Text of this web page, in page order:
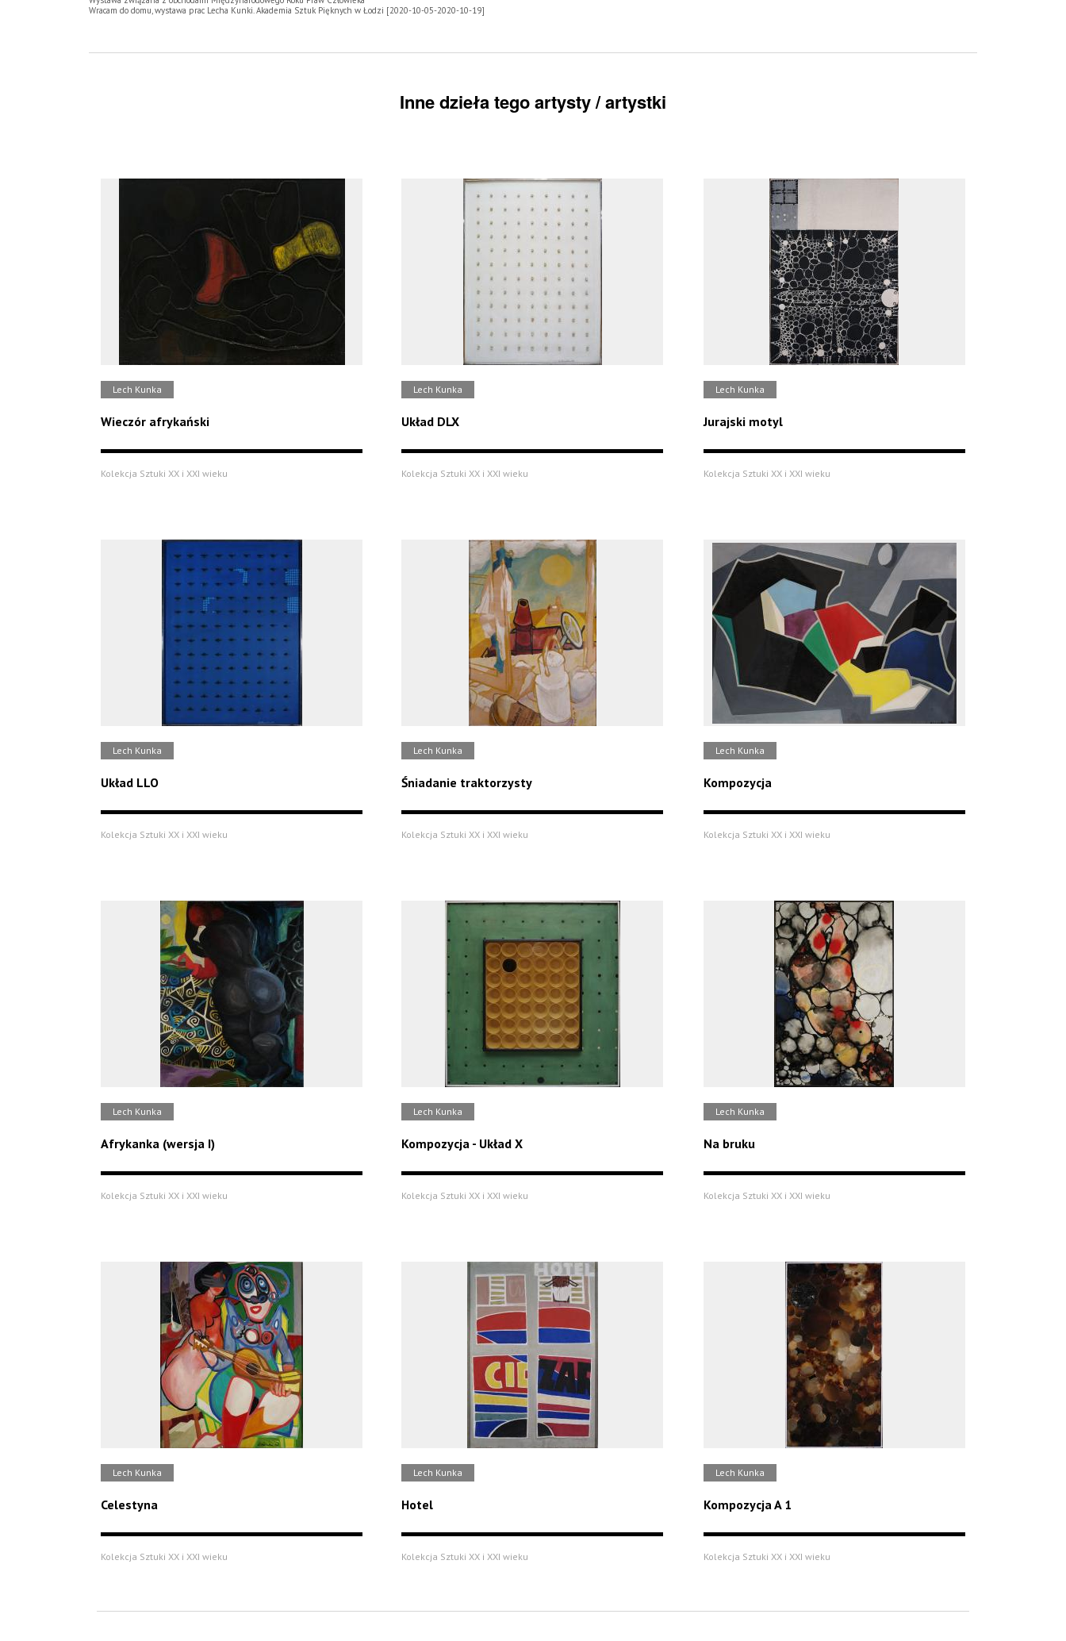
Wracam do domu, wystawa prac Lecha Kunki. Akademia Sztuk Pięknych w Łodzi [2020-10-05-2020-10-19]
Inne dzieła tego artysty / artystki
Lech Kunka
Wieczór afrykański
Kolekcja Sztuki XX i XXI wieku
Lech Kunka
Układ DLX
Kolekcja Sztuki XX i XXI wieku
Lech Kunka
Jurajski motyl
Kolekcja Sztuki XX i XXI wieku
Lech Kunka
Układ LLO
Kolekcja Sztuki XX i XXI wieku
Lech Kunka
Śniadanie traktorzysty
Kolekcja Sztuki XX i XXI wieku
Lech Kunka
Kompozycja
Kolekcja Sztuki XX i XXI wieku
Lech Kunka
Afrykanka (wersja I)
Kolekcja Sztuki XX i XXI wieku
Lech Kunka
Kompozycja - Układ X
Kolekcja Sztuki XX i XXI wieku
Lech Kunka
Na bruku
Kolekcja Sztuki XX i XXI wieku
Lech Kunka
Celestyna
Kolekcja Sztuki XX i XXI wieku
Lech Kunka
Hotel
Kolekcja Sztuki XX i XXI wieku
Lech Kunka
Kompozycja A 1
Kolekcja Sztuki XX i XXI wieku